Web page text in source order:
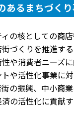
あるまちづく
の核としての商
づくりを推進する
や消費者ニーズ
や活性化事業に
の振興、中小商
の活性化に貢献